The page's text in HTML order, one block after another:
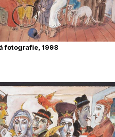
fotografie, 1998